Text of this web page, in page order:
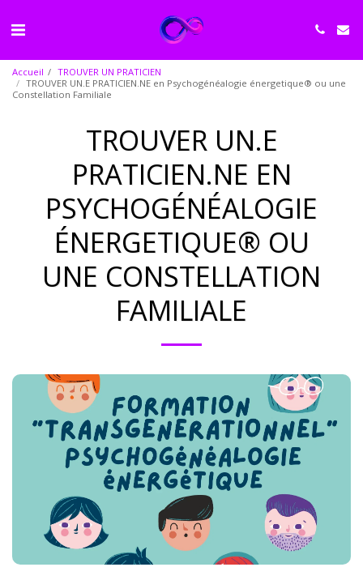
Accueil
TROUVER UN PRATICIEN
TROUVER UN.E PRATICIEN.NE en Psychogénéalogie énergetique® ou une
Constellation Familiale
TROUVER UN.E
PRATICIEN.NE EN
PSYCHOGÉNÉALOGIE
ÉNERGETIQUE® OU
UNE CONSTELLATION
FAMILIALE